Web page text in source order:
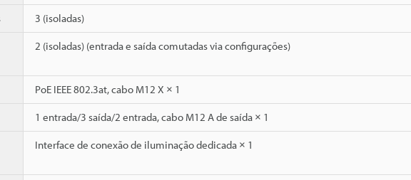
3 (isoladas)
2 (isoladas) (entrada e saída comutadas via configurações)
PoE IEEE 802.3at, cabo M12 X × 1
1 entrada/3 saída/2 entrada, cabo M12 A de saída × 1
Interface de conexão de iluminação dedicada × 1